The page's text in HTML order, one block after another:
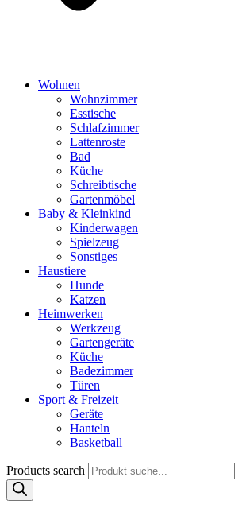
Wohnen
Wohnzimmer
Esstische
Schlafzimmer
Lattenroste
Bad
Küche
Schreibtische
Gartenmöbel
Baby & Kleinkind
Kinderwagen
Spielzeug
Sonstiges
Haustiere
Hunde
Katzen
Heimwerken
Werkzeug
Gartengeräte
Küche
Badezimmer
Türen
Sport & Freizeit
Geräte
Hanteln
Basketball
Products search